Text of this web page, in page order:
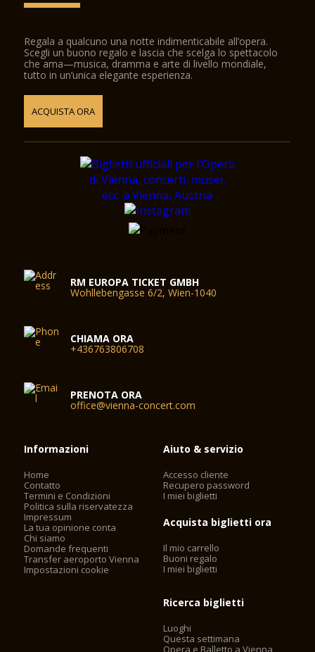
Regala a qualcuno una notte indimenticabile all’opera.
Scegli un buono regalo e lascia che scelga lo spettacolo
che ama—musica, dramma e arte di livello mondiale,
tutto in un’unica elegante esperienza.
ACQUISTA ORA
RM EUROPA TICKET GMBH
Wohllebengasse 6/2, Wien-1040
CHIAMA ORA
+436763806708
PRENOTA ORA
office@vienna-concert.com
Informazioni
Home
Contatto
Termini e Condizioni
Politica sulla riservatezza
Impressum
La tua opinione conta
Chi siamo
Domande frequenti
Transfer aeroporto Vienna
Impostazioni cookie
Aiuto & servizio
Accesso cliente
Recupero password
I miei biglietti
Acquista biglietti ora
Il mio carrello
Buoni regalo
I miei biglietti
Ricerca biglietti
Luoghi
Questa settimana
Opera e Balletto a Vienna